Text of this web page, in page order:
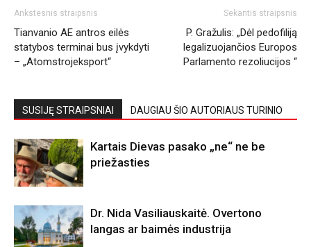
Ankstesnis straipsnis
Tianvanio AE antros eilės
statybos terminai bus įvykdyti
– „Atomstrojeksport“
Sekantis straipsnis
P. Gražulis: „Dėl pedofiliją
legalizuojančios Europos
Parlamento rezoliucijos “
SUSIJĘ STRAIPSNIAI DAUGIAU ŠIO AUTORIAUS TURINIO
Kartais Dievas pasako „ne“ ne be
priežasties
Dr. Nida Vasiliauskaitė. Overtono
langas ar baimės industrija